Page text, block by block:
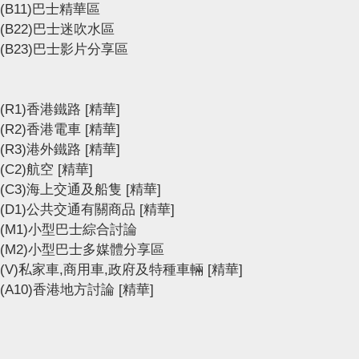
(B11)巴士精華區
(B22)巴士迷吹水區
(B23)巴士影片分享區
(R1)香港鐵路 [精華]
(R2)香港電車 [精華]
(R3)港外鐵路 [精華]
(C2)航空 [精華]
(C3)海上交通及船隻 [精華]
(D1)公共交通有關商品 [精華]
(M1)小型巴士綜合討論
(M2)小型巴士多媒體分享區
(V)私家車,商用車,政府及特種車輛 [精華]
(A10)香港地方討論 [精華]